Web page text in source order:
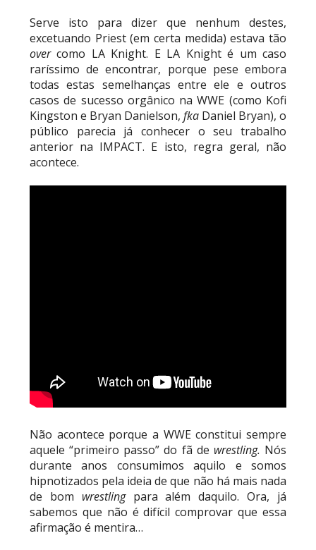
Serve isto para dizer que nenhum destes,
excetuando Priest (em certa medida) estava tão
overcomo LA Knight. E LA Knight é um caso
raríssimo de encontrar, porque pese embora
todas estas semelhanças entre ele e outros
casos de sucesso orgânico na WWE (como Kofi
Kingston e Bryan Danielson, fka Daniel Bryan), o
público parecia já conhecer o seu trabalho
anterior na IMPACT. E isto, regra geral, não
acontece.
Não acontece porque a WWE constitui sempre
aquele “primeiro passo” do fã de wrestling. Nós
durante anos consumimos aquilo e somos
hipnotizados pela ideia de que não há mais nada
de bom wrestling para além daquilo. Ora, já
sabemos que não é difícil comprovar que essa
afirmação é mentira…